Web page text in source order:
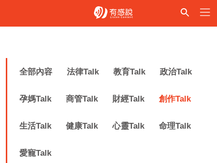
全部內容 法律Talk 教育Talk 政治Talk
孕媽Talk 商管Talk 財經Talk 創作Talk
生活Talk 健康Talk 心靈Talk 命理Talk
愛寵Talk